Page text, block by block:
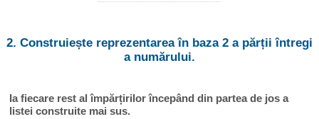
2. Construiește reprezentarea în baza 2 a părții întregi
a numărului.
Ia fiecare rest al împărțirilor începând din partea de jos a
listei construite mai sus.